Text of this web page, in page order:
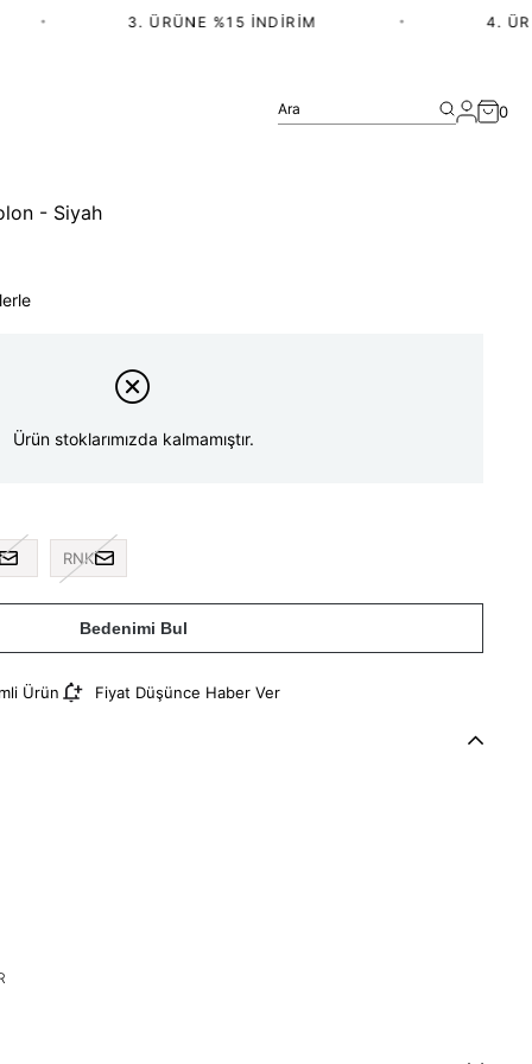
3. ÜRÜNE %15 İNDIRIM 4.
Ara 0
- Siyah
Ürün stoklarımızda kalmamıştır.
RNK
Bedenimi Bul
Ürün Fiyat Düşünce Haber Ver